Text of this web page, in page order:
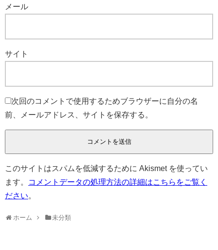
メール
サイト
次回のコメントで使用するためブラウザーに自分の名
前、メールアドレス、サイトを保存する。
このサイトはスパムを低減するために Akismet を使ってい
ます。
コメントデータの処理方法の詳細はこちらをご覧く
ださい。
ホーム 未分類